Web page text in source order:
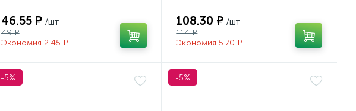
46.55 ₽ /шт
49 ₽
Экономия 2.45 ₽
108.30 ₽ /шт
114 ₽
Экономия 5.70 ₽
-5% -5%